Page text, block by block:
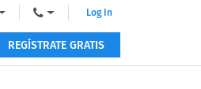
Log In
REGÍSTRATE GRATIS